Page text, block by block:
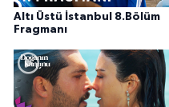
Altı Üstü İstanbul 8.Bölüm
Fragmanı